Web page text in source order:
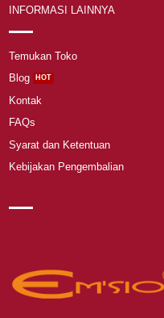
INFORMASI LAINNYA
Temukan Toko
Blog
Kontak
FAQs
Syarat dan Ketentuan
Kebijakan Pengembalian